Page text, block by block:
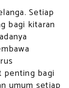
Setiap
bagi kitaran
penting bagi